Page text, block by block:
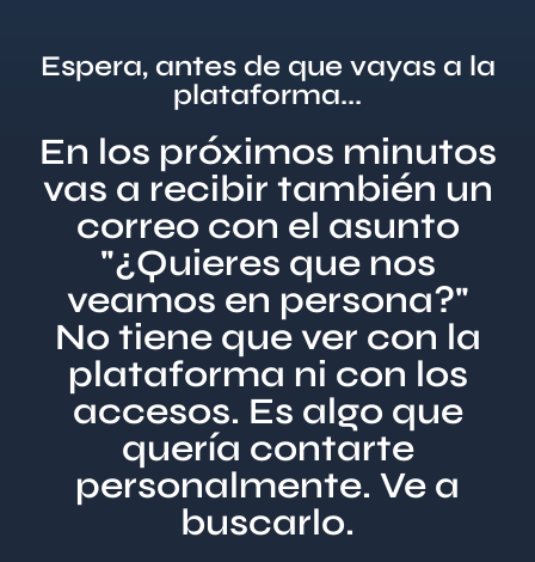
Espera, antes de que vayas a la
plataforma...
En los próximos minutos
vas a recibir también un
correo con el asunto
"¿Quieres que nos
veamos en persona?"
No tiene que ver con la
plataforma ni con los
accesos. Es algo que
quería contarte
personalmente. Ve a
buscarlo.